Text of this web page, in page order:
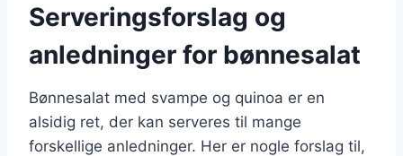
Serveringsforslag og
anledninger for bønnesalat
Bønnesalat med svampe og quinoa er en
alsidig ret, der kan serveres til mange
forskellige anledninger. Her er nogle forslag til,